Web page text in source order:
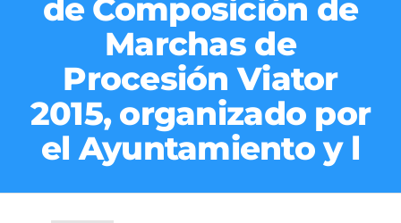
de Composición de
Marchas de
Procesión Viator
2015, organizado por
el Ayuntamiento y l